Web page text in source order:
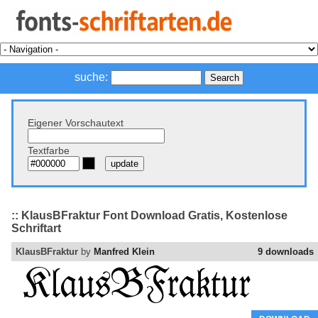
suche:
Eigener Vorschautext
Textfarbe
:: KlausBFraktur Font Download Gratis, Kostenlose
Schriftart
9 downloads
KlausBFraktur by Manfred Klein